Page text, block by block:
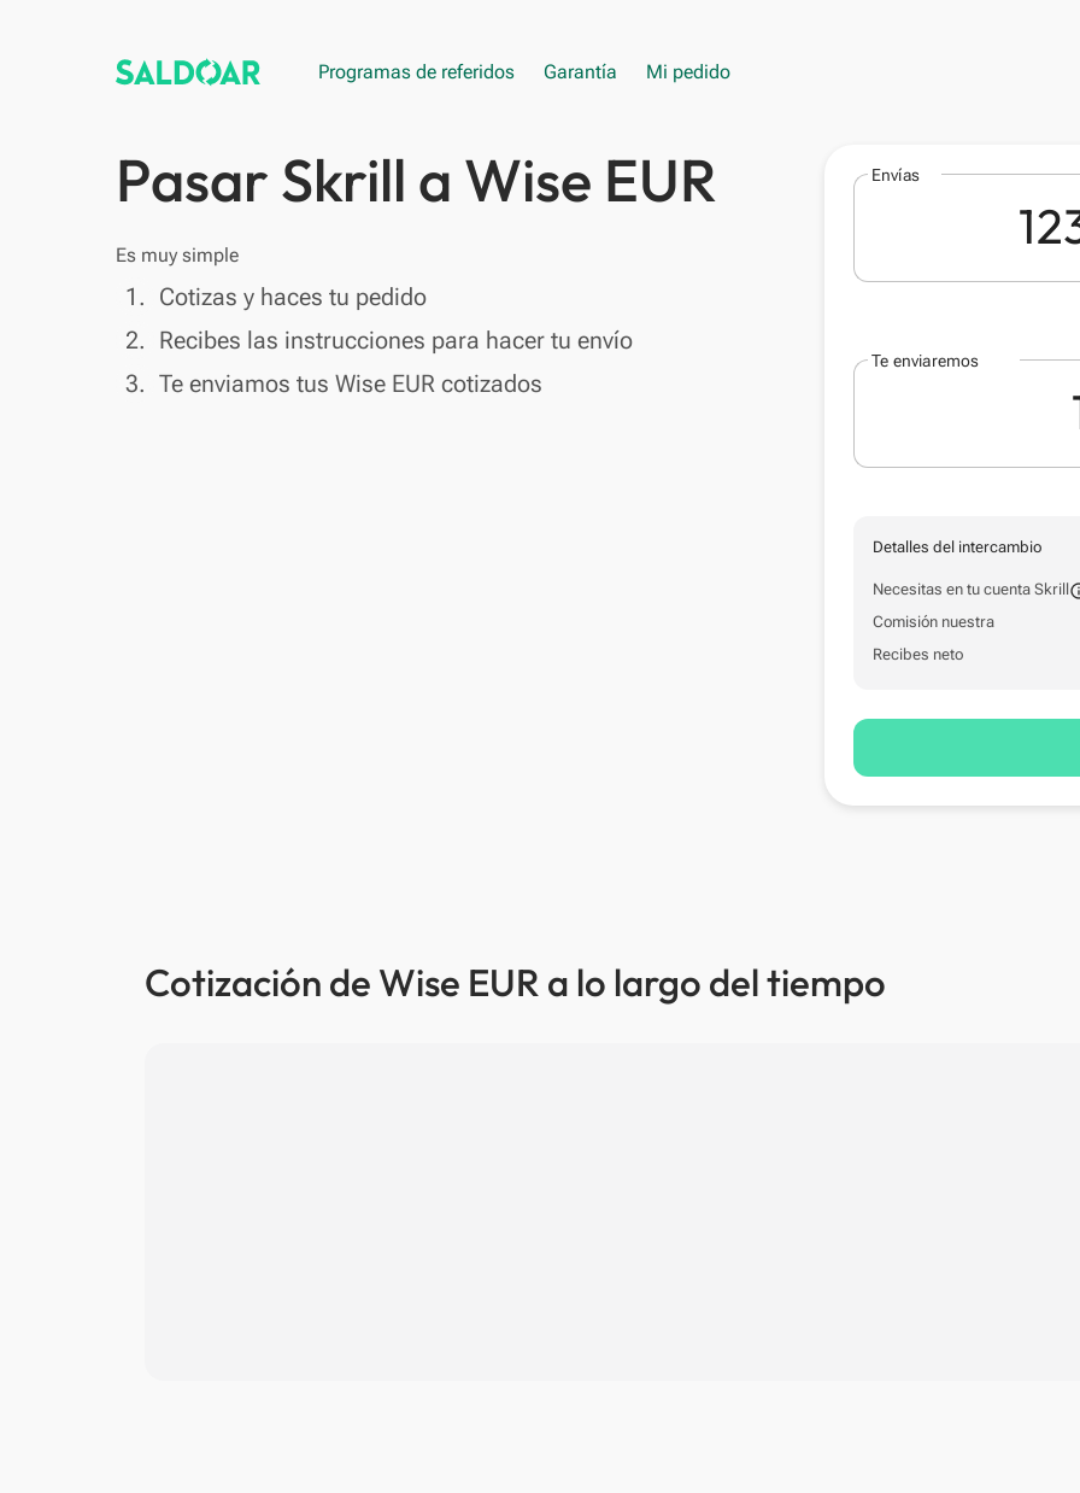
Programas de referidos Garantía Mi pedido
Pasar Skrill a Wise EUR
Es muy simple
done
1. Cotizas y haces tu pedido
done
2. Recibes las instrucciones para hacer tu envío
done
3. Te enviamos tus Wise EUR cotizados
Envías
Te enviaremos
Detalles del intercambio
Necesitas en tu cuenta Skrill
Comisión nuestra
Recibes neto
Cotización de Wise EUR a lo largo del tiempo